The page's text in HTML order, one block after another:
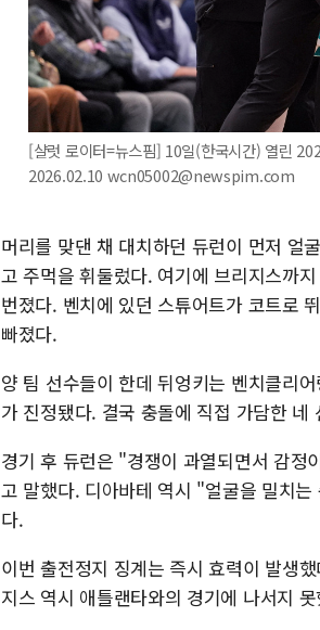
[샬럿 로이터=뉴스핌] 10일(한국시간) 열린
2026.02.10 wcn05002@newspim.com
머리를 맞댄 채 대치하던 듀런이 먼저 얼
고 주먹을 휘둘렀다. 여기에 브리지스까
번졌다. 벤치에 있던 스튜어트가 코트로
빠졌다.
양 팀 선수들이 한데 뒤엉키는 벤치클리
가 진정됐다. 결국 충돌에 직접 가담한
경기 후 듀런은 "경쟁이 과열되면서 감
고 말했다. 디아바테 역시 "얼굴을 밀치
다.
이번 출전정지 징계는 즉시 효력이 발생
지스 역시 애틀랜타와의 경기에 나서지